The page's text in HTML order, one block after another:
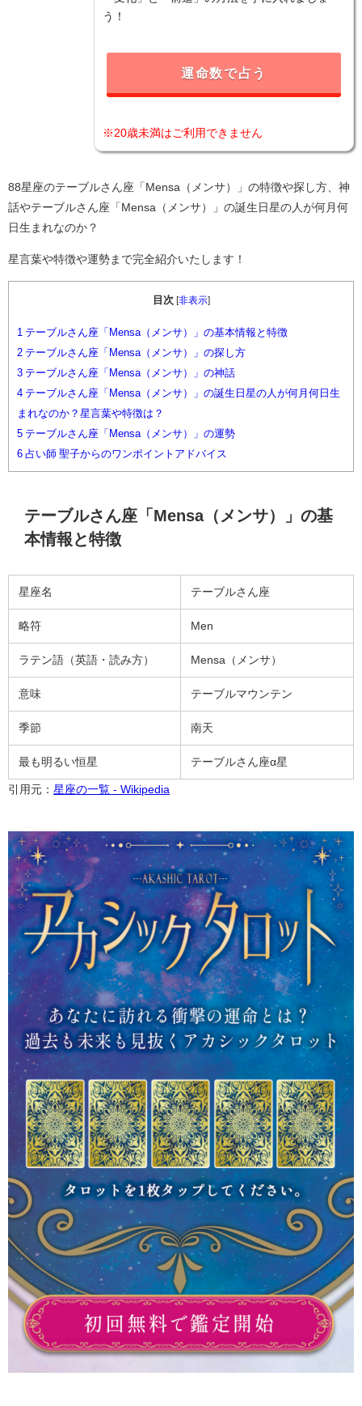
う！
運命数で占う
※20歳未満はご利用できません
88星座のテーブルさん座「Mensa（メンサ）」の特徴や探し方、神
話やテーブルさん座「Mensa（メンサ）」の誕生日星の人が何月何
日生まれなのか？
星言葉や特徴や運勢まで完全紹介いたします！
目次 非表示]
1 テーブルさん座「Mensa（メンサ）」の基本情報と特徴
2 テーブルさん座「Mensa（メンサ）」の探し方
3 テーブルさん座「Mensa（メンサ）」の神話
4 テーブルさん座「Mensa（メンサ）」の誕生日星の人が何月何日生
まれなのか？星言葉や特徴は？
5 テーブルさん座「Mensa（メンサ）」の運勢
6 占い師 聖子からのワンポイントアドバイス
テーブルさん座「Mensa（メンサ）」の基
本情報と特徴
星座名 テーブルさん座
略符 Men
ラテン語（英語・読み方） Mensa（メンサ）
意味 テーブルマウンテン
季節 南天
最も明るい恒星 テーブルさん座α星
引用元： 星座の一覧 - Wikipedia